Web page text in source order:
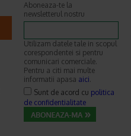
Aboneaza-te la
newsletterul nostru
Utilizam datele tale in scopul
corespondentei si pentru
comunicari comerciale.
Pentru a citi mai multe
informatii apasa aici.
Sunt de acord cu politica
de confidentialitate